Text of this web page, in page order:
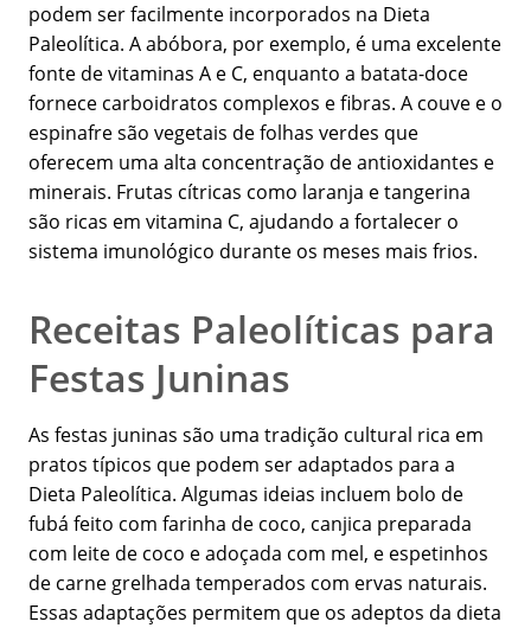
podem ser facilmente incorporados na Dieta
Paleolítica. A abóbora, por exemplo, é uma excelente
fonte de vitaminas A e C, enquanto a batata-doce
fornece carboidratos complexos e fibras. A couve e o
espinafre são vegetais de folhas verdes que
oferecem uma alta concentração de antioxidantes e
minerais. Frutas cítricas como laranja e tangerina
são ricas em vitamina C, ajudando a fortalecer o
sistema imunológico durante os meses mais frios.
Receitas Paleolíticas para
Festas Juninas
As festas juninas são uma tradição cultural rica em
pratos típicos que podem ser adaptados para a
Dieta Paleolítica. Algumas ideias incluem bolo de
fubá feito com farinha de coco, canjica preparada
com leite de coco e adoçada com mel, e espetinhos
de carne grelhada temperados com ervas naturais.
Essas adaptações permitem que os adeptos da dieta